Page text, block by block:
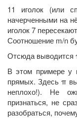
11 иголок (или
начерченными на
иголок 7
Соотношение m/n
Отсюда выводится
В этом примере у
прямых. Здесь π
неплохо!). Не
признаться, не
разобраться,